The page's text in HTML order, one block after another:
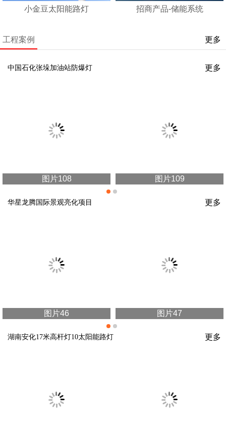
小金豆太阳能路灯 招商产品-储能系统
工程案例
更多
中国石化张垛加油站防爆灯 更多
图片108 图片109
华星龙腾国际景观亮化项目 更多
图片46 图片47
湖南安化17米高杆灯10太阳能路灯 更多